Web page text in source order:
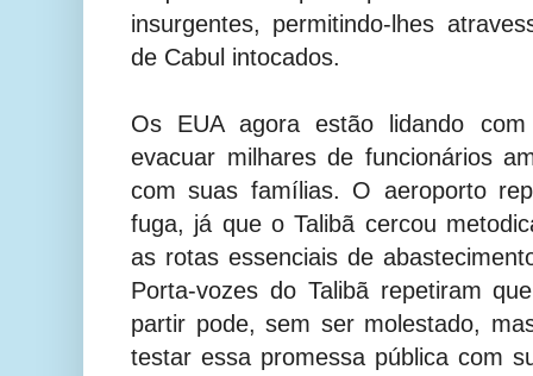
insurgentes, permitindo-lhes
de Cabul intocados.
Os EUA agora estão lidando
evacuar milhares de funcionários
com suas famílias. O aeroporto
fuga, já que o Talibã cercou
as rotas essenciais de
Porta-vozes do Talibã repetiram
partir pode, sem ser molestado,
testar essa promessa pública com